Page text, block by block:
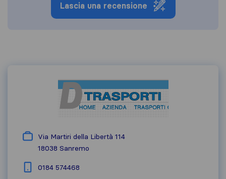
Lascia una recensione
Via Martiri della Libertà 114
18038 Sanremo
0184 574468